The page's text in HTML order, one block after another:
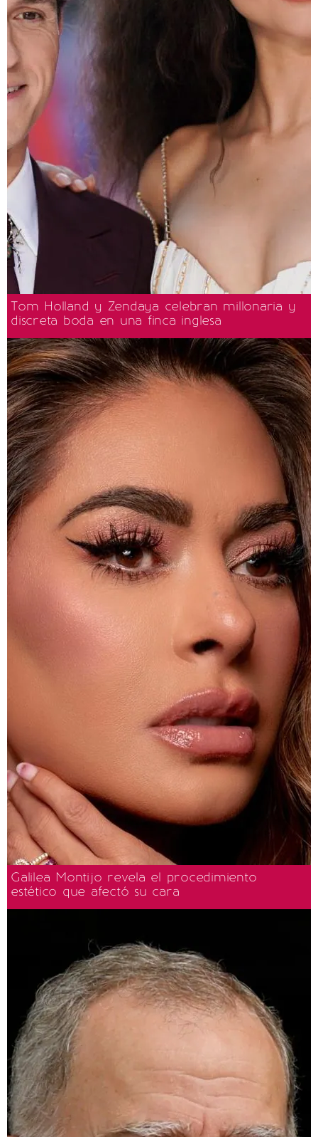
Tom Holland y Zendaya celebran millonaria y
discreta boda en una finca inglesa
Galilea Montijo revela el procedimiento
estético que afectó su cara